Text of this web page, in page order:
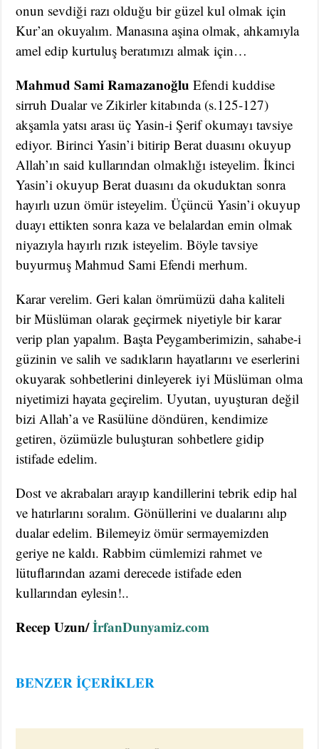
onun sevdiği razı olduğu bir güzel kul olmak için
Kur’an okuyalım. Manasına aşina olmak, ahkamıyla
amel edip kurtuluş beratımızı almak için…
Mahmud Sami Ramazanoğlu Efendi kuddise
sirruh Dualar ve Zikirler kitabında (s.125-127)
akşamla yatsı arası üç Yasin-i Şerif okumayı tavsiye
ediyor. Birinci Yasin’i bitirip Berat duasını okuyup
Allah’ın said kullarından olmaklığı isteyelim. İkinci
Yasin’i okuyup Berat duasını da okuduktan sonra
hayırlı uzun ömür isteyelim. Üçüncü Yasin’i okuyup
duayı ettikten sonra kaza ve belalardan emin olmak
niyazıyla hayırlı rızık isteyelim. Böyle tavsiye
buyurmuş Mahmud Sami Efendi merhum.
Karar verelim. Geri kalan ömrümüzü daha kaliteli
bir Müslüman olarak geçirmek niyetiyle bir karar
verip plan yapalım. Başta Peygamberimizin, sahabe-i
güzinin ve salih ve sadıkların hayatlarını ve eserlerini
okuyarak sohbetlerini dinleyerek iyi Müslüman olma
niyetimizi hayata geçirelim. Uyutan, uyuşturan değil
bizi Allah’a ve Rasülüne döndüren, kendimize
getiren, özümüzle buluşturan sohbetlere gidip
istifade edelim.
Dost ve akrabaları arayıp kandillerini tebrik edip hal
ve hatırlarını soralım. Gönüllerini ve dualarını alıp
dualar edelim. Bilemeyiz ömür sermayemizden
geriye ne kaldı. Rabbim cümlemizi rahmet ve
lütuflarından azami derecede istifade eden
kullarından eylesin!..
Recep Uzun/İrfanDunyamiz.com
BENZER İÇERİKLER